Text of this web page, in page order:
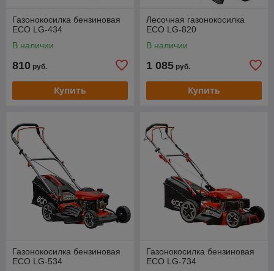
Газонокосилка бензиновая
ECO LG-434
В наличии
810 руб.
Купить
Лесочная газонокосилка
ECO LG-820
В наличии
1 085 руб.
Купить
Газонокосилка бензиновая
ECO LG-534
Газонокосилка бензиновая
ECO LG-734